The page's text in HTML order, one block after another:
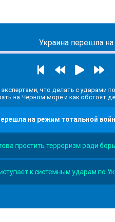
Украина перешла
что делать с ударами
на Черном море и как обстоят
на режим тотальной
простить терроризм ради
к системным ударам по